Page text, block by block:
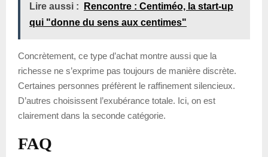
Lire aussi :
Rencontre : Centiméo, la start-up
qui "donne du sens aux centimes"
Concrètement, ce type d’achat montre aussi que la
richesse ne s’exprime pas toujours de manière discrète.
Certaines personnes préfèrent le raffinement silencieux.
D’autres choisissent l’exubérance totale. Ici, on est
clairement dans la seconde catégorie.
FAQ